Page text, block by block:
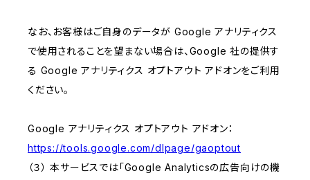
なお、お客様はご自身のデータが Google アナリティクス
で使用されることを望まない場合は、Google 社の提供す
る Google アナリティクス オプトアウト アドオンをご利用
ください。
Google アナリティクス オプトアウト アドオン：
https://tools.google.com/dlpage/gaoptout
（３） 本サービスでは「Google Analyticsの広告向けの機